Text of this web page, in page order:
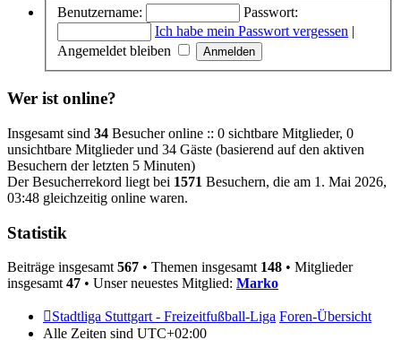
Benutzername:
Passwort:
Ich habe mein Passwort vergessen |
Angemeldet bleiben
Wer ist online?
Insgesamt sind 34 Besucher online :: 0 sichtbare Mitglieder, 0
unsichtbare Mitglieder und 34 Gäste (basierend auf den aktiven
Besuchern der letzten 5 Minuten)
Der Besucherrekord liegt bei 1571 Besuchern, die am 1. Mai 2026,
03:48 gleichzeitig online waren.
Statistik
Beiträge insgesamt 567 • Themen insgesamt 148 • Mitglieder
insgesamt 47 • Unser neuestes Mitglied: Marko
Stadtliga Stuttgart - Freizeitfußball-Liga Foren-Übersicht
Alle Zeiten sind UTC+02:00